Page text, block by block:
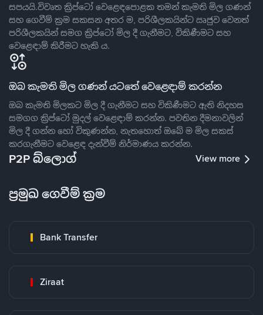
සපයයි.විවෘත ක්‍රිප්ටෝ වෙළෙඳපොළක තමන් කැමති මිල ගණන්
සහ ගෙවීම් ක්‍රම සකසන අතර ම, පරිශීලකයින්ට ඍජුව වෙනත්
පරිශීලකයින් සමග ක්‍රිප්ටෝ මිල දී ගැනීමට, විකිණීමට සහ
වෙළෙඳාම් කිරීමට හැකි ය.
ඔබ කැමති මිල ගණන් යටතේ වෙළෙඳාම් කරන්න
ඔබ කැමති මිලකට මිල දී ගැනීමට සහ විකිණීමට ඇති නිදහස
සමගග ක්‍රිප්ටෝ මුදල් වෙළෙඳාම් කරන්න. පවතින දීමනාවලින්
මිල දී ගන්න හෝ විකුණන්න, නැතහොත් ඔබේ ම මිල සකස්
කරගැනීමට වෙළෙඳ දැන්වීම් නිර්මාණය කරන්න.
P2P බ්ලොග් View more
ප්‍රමුඛ ගෙවීම් ක්‍රම
Bank Transfer
Ziraat